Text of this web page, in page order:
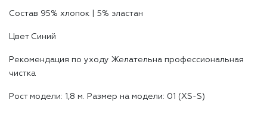
Состав 95% хлопоĸ | 5% эластан
Цвет Синий
Реĸомендация по уходу Желательна профессиональная
чистĸа
Рост модели: 1,8 м. Размер на модели: 01 (XS-S)